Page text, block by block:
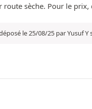
sèche. Pour le
le 25/08/25 par Yusuf